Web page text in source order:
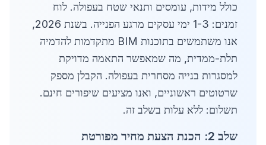
כולל מידות, עומסים ותנאי שטח בעפולה. לוח
זמנים: 1-3 ימי עסקים מרגע הפנייה. בשנת 2026,
אנו משתמשים בתוכנות BIM מתקדמות להדמיה
תלת-ממדית, מה שמאפשר התאמה מדויקת
למסגרות בנייה מסחרית בעפולה. הקבלן מספק
שרטוטים ראשוניים, ואנו מציעים שיפורים חינם.
תשלום: ללא עלות בשלב זה.
שלב 2: הכנת הצעת מחיר מפורטת